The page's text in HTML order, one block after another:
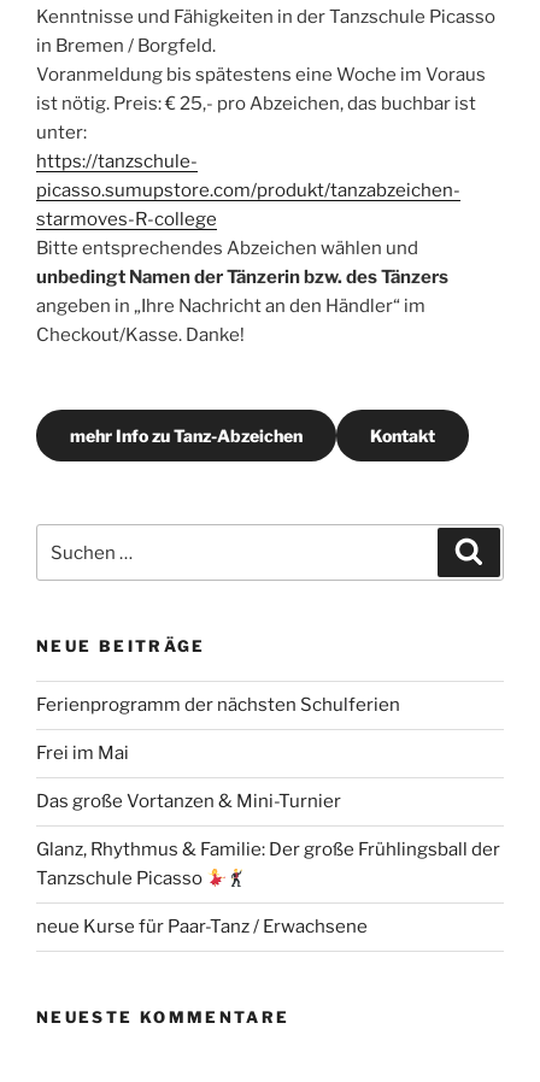
Kenntnisse und Fähigkeiten in der Tanzschule Picasso
in Bremen / Borgfeld.
Voranmeldung bis spätestens eine Woche im Voraus
ist nötig. Preis: € 25,- pro Abzeichen, das buchbar ist
unter:
https://tanzschule-
picasso.sumupstore.com/produkt/tanzabzeichen-
starmoves-R-college
Bitte entsprechendes Abzeichen wählen und
unbedingt Namen der Tänzerin bzw. des Tänzers
angeben in „Ihre Nachricht an den Händler“ im
Checkout/Kasse. Danke!
mehr Info zu Tanz-Abzeichen Kontakt
nach:
NEUE BEITRÄGE
Ferienprogramm der nächsten Schulferien
Frei im Mai
Das große Vortanzen & Mini-Turnier
Glanz, Rhythmus & Familie: Der große Frühlingsball der
Tanzschule Picasso
neue Kurse für Paar-Tanz / Erwachsene
NEUESTE KOMMENTARE